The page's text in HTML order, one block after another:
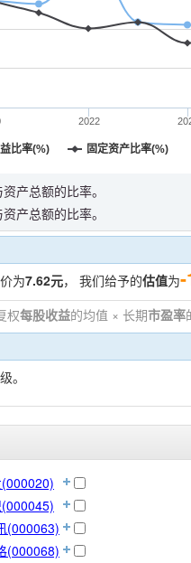
比率(%) 固定资产比率(%)
2022
产总额的比率。
产总额的比率。
为7.62元， 我们给予的估值为
权每股收益的均值 × 长期市盈率
。
(000063)
(000068)